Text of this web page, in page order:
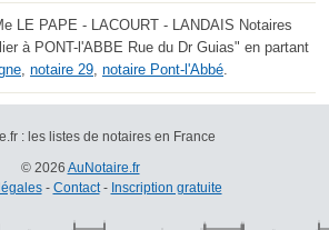
LE PAPE - LACOURT - LANDAIS Notaires
à PONT-l'ABBE Rue du Dr Guias" en partant
, notaire 29, notaire Pont-l'Abbé.
: les listes de notaires en France
© 2026 AuNotaire.fr
- Contact- Inscription gratuite